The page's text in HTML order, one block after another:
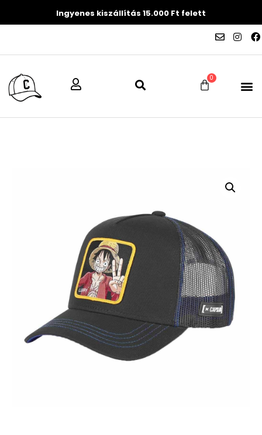
Ingyenes kiszállítás 15.000 Ft felett
0